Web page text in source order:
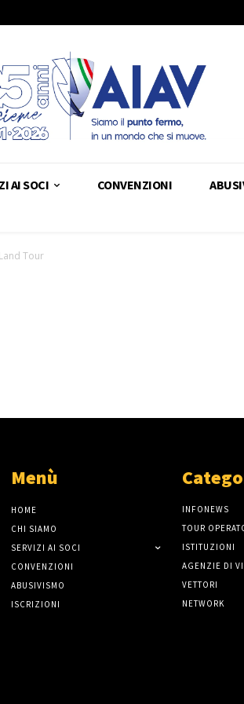
AI SOCI CONVENZIONI
Tour
Menù
HOME
CHI SIAMO
SERVIZI AI SOCI
CONVENZIONI
ABUSIVISMO
ISCRIZIONI
INFONEWS
TOUR
ISTITUZIONI
AGENZIE DI
VETTORI
NETWORK